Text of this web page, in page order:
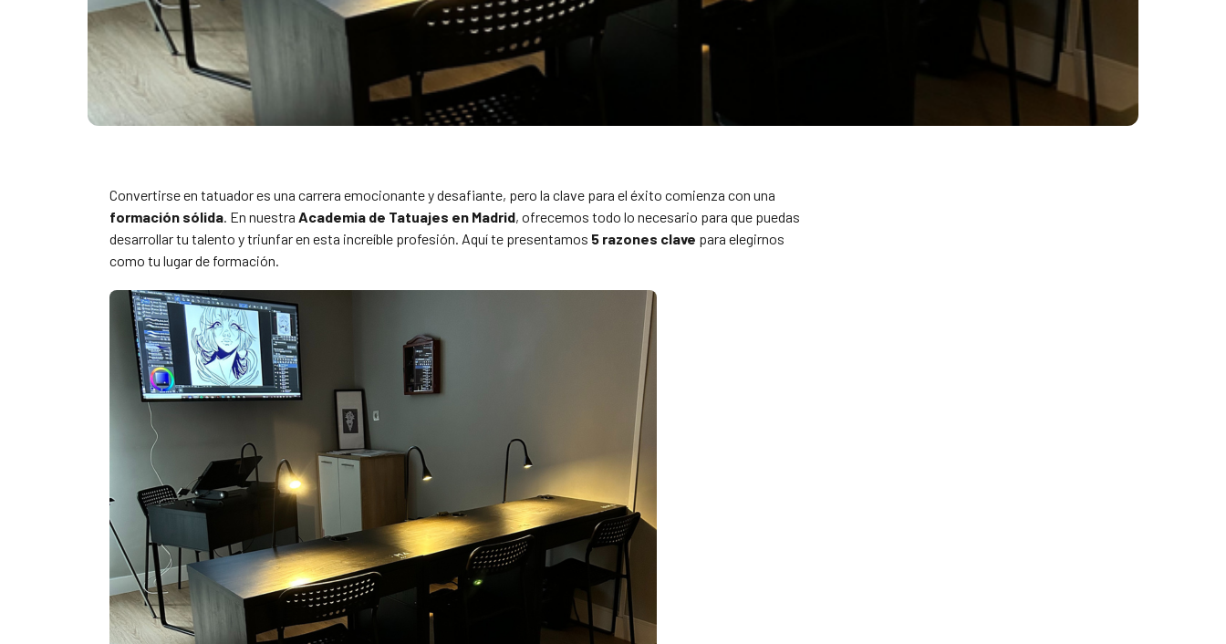
Convertirse en tatuador es una carrera emocionante y desafiante, pero la clave para el éxito comienza con una
formación sólida. En nuestra Academia de Tatuajes en Madrid, ofrecemos todo lo necesario para que puedas
desarrollar tu talento y triunfar en esta increíble profesión. Aquí te presentamos 5 razones clave para elegirnos
como tu lugar de formación.